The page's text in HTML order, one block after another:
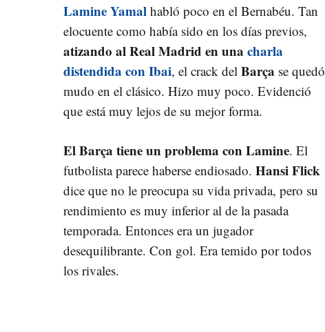
Lamine Yamal habló poco en el Bernabéu. Tan
elocuente como había sido en los días previos,
atizando al Real Madrid en una charla
distendida con Ibai, el crack del Barça se quedó
mudo en el clásico. Hizo muy poco. Evidenció
que está muy lejos de su mejor forma.
El Barça tiene un problema con Lamine. El
futbolista parece haberse endiosado. Hansi Flick
dice que no le preocupa su vida privada, pero su
rendimiento es muy inferior al de la pasada
temporada. Entonces era un jugador
desequilibrante. Con gol. Era temido por todos
los rivales.